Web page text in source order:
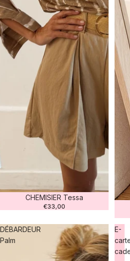
CHEMISIER Tessa
€33,00
DÉBARDEUR
Palm
E-